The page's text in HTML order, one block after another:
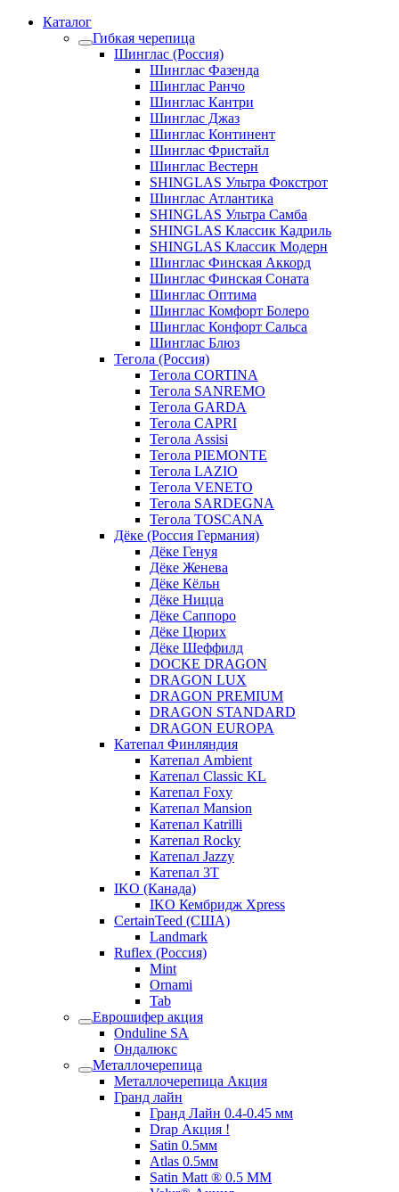
Каталог
Гибкая черепица
Шинглас (Россия)
Шинглас Фазенда
Шинглас Ранчо
Шинглас Кантри
Шинглас Джаз
Шинглас Континент
Шинглас Фристайл
Шинглас Вестерн
SHINGLAS Ультра Фокстрот
Шинглас Атлантика
SHINGLAS Ультра Самба
SHINGLAS Классик Кадриль
SHINGLAS Классик Модерн
Шинглас Финская Аккорд
Шинглас Финская Соната
Шинглас Оптима
Шинглас Комфорт Болеро
Шинглас Конфорт Сальса
Шинглас Блюз
Тегола (Россия)
Тегола CORTINA
Тегола SANREMO
Тегола GARDA
Тегола CAPRI
Тегола Assisi
Тегола PIEMONTE
Тегола LAZIO
Тегола VENETO
Тегола SARDEGNA
Тегола TOSCANA
Дёке (Россия Германия)
Дёке Генуя
Дёке Женева
Дёке Кёльн
Дёке Ницца
Дёке Саппоро
Дёке Цюрих
Дёке Шеффилд
DOCKE DRAGON
DRAGON LUX
DRAGON PREMIUM
DRAGON STANDARD
DRAGON EUROPA
Катепал Финляндия
Катепал Ambient
Катепал Classic KL
Катепал Foxy
Катепал Mansion
Катепал Katrilli
Катепал Rocky
Катепал Jazzy
Катепал 3T
IKO (Канада)
IKO Кембридж Xpress
CertainTeed (США)
Landmark
Ruflex (Россия)
Mint
Ornami
Tab
Еврошифер акция
Onduline SA
Ондалюкс
Металлочерепица
Металлочерепица Акция
Гранд лайн
Гранд Лайн 0.4-0.45 мм
Drap Акция !
Satin 0.5мм
Atlas 0.5мм
Satin Matt ® 0.5 ММ